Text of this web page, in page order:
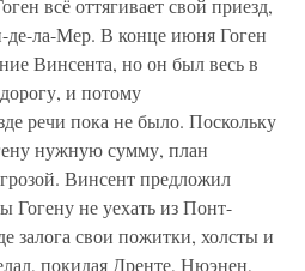
всё оттягивает свой приезд,
де-ла-Мер. В конце июня Гоген
Винсента, но он был весь в
и потому
речи пока не было. Поскольку
нужную сумму, план
Винсент предложил
Гогену не уехать из Понт-
залога свои пожитки, холсты и
покидая Дренте, Нюэнен,